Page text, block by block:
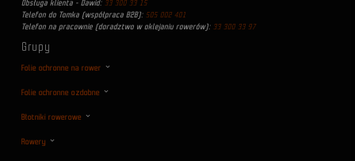
Obsługa klienta - Dawid: 33 300 33 15
Telefon do Tomka (współpraca B2B): 505 002 401
Telefon na pracownie (doradztwo w oklejaniu rowerów): 33 300 33 97
Grupy
Folie ochronne na rower
Folie ochronne ozdobne
Błotniki rowerowe
Rowery